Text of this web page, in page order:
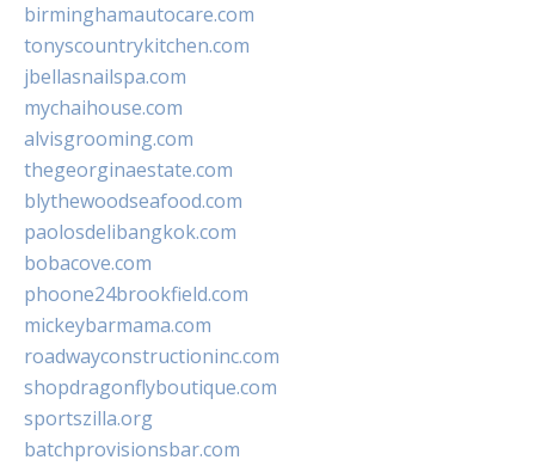
birminghamautocare.com
tonyscountrykitchen.com
jbellasnailspa.com
mychaihouse.com
alvisgrooming.com
thegeorginaestate.com
blythewoodseafood.com
paolosdelibangkok.com
bobacove.com
phoone24brookfield.com
mickeybarmama.com
roadwayconstructioninc.com
shopdragonflyboutique.com
sportszilla.org
batchprovisionsbar.com